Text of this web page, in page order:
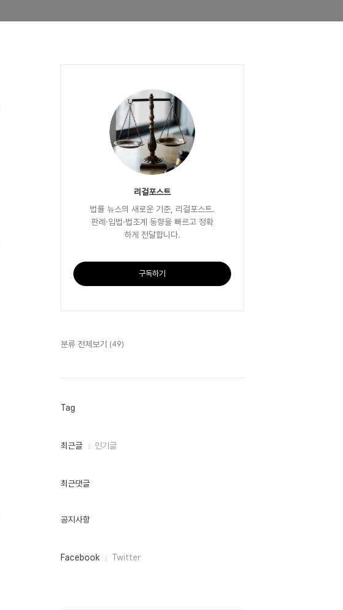
리걸포스트
법률 뉴스의 새로운 기준, 리걸포스트.
판례·입법·법조계 동향을 빠르고 정확
하게 전달합니다.
구독하기
분류 전체보기 (49)
Tag
최
인
최근글 인기글
최근댓글
공지사항
페
Facebook Twitter